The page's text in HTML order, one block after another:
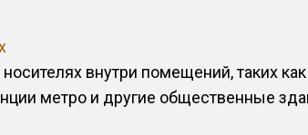
внутри помещений, таких
метро и другие общественные